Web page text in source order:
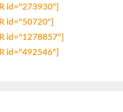
id="273930"]
id="50720"]
id="1278857"]
id="492546"]